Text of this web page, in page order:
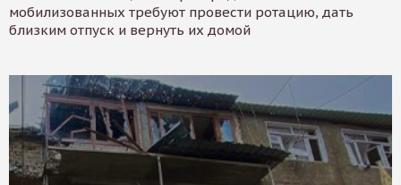
мобилизованных требуют провести ротацию, дать
близким отпуск и вернуть их домой